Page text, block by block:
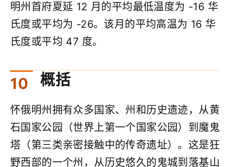
明州首府夏延 12 月的平均最低温度为 -16 华
氏度或平均为 -26。该月的平均高温为 16 华
氏度或平均 47 度。
概括
怀俄明州拥有众多国家、州和历史遗迹，从黄
石国家公园（世界上第一个国家公园）到魔鬼
塔（第三类亲密接触中的传奇遗址）。这是狂
野西部的一个州，从历史悠久的鬼城到落基山